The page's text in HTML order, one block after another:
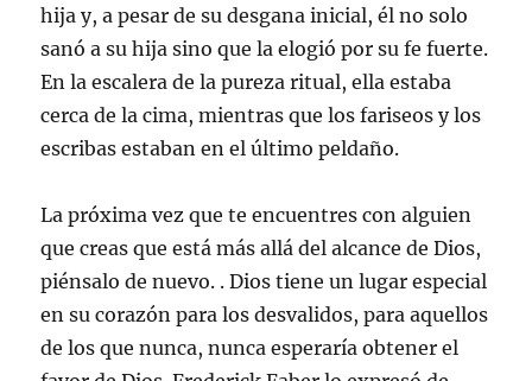
hija y, a pesar de su desgana inicial, él no solo
sanó a su hija sino que la elogió por su fe fuerte.
En la escalera de la pureza ritual, ella estaba
cerca de la cima, mientras que los fariseos y los
escribas estaban en el último peldaño.
La próxima vez que te encuentres con alguien
que creas que está más allá del alcance de Dios,
piénsalo de nuevo. . Dios tiene un lugar especial
en su corazón para los desvalidos, para aquellos
de los que nunca, nunca esperaría obtener el